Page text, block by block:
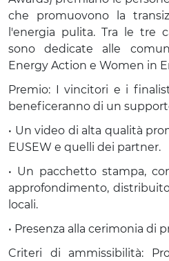
che promuovono la
l'energia pulita. Tra le tre
sono dedicate alle
Energy Action e Women in
Premio: I vincitori e i
beneficeranno di un
• Un video di alta qualità
EUSEW e quelli dei partner.
• Un pacchetto stampa,
approfondimento,
locali.
• Presenza alla cerimonia di
Criteri di ammissibilità: